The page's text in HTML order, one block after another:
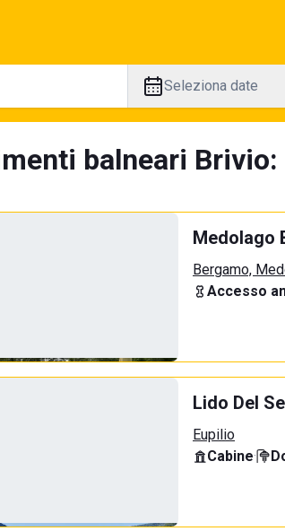
Seleziona date
balneari
Medolago
Bergamo,
Accesso
Lido Del
Eupilio
Cabine·